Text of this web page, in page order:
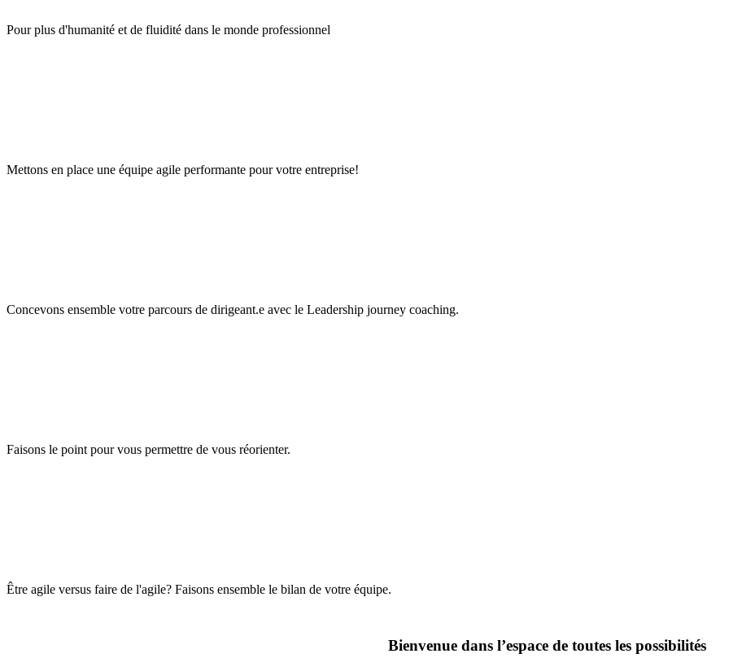
Pour plus d'humanité et de fluidité dans le monde professionnel
Mettons en place une équipe agile performante pour votre entreprise!
Concevons ensemble votre parcours de dirigeant.e avec le Leadership journey coaching.
Faisons le point pour vous permettre de vous réorienter.
Être agile versus faire de l'agile? Faisons ensemble le bilan de votre équipe.
Bienvenue dans l’espace de toutes les possibilités